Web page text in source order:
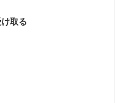
取る